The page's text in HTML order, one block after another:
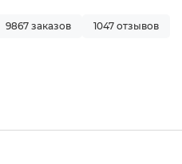
9867 заказов 1047 отзывов